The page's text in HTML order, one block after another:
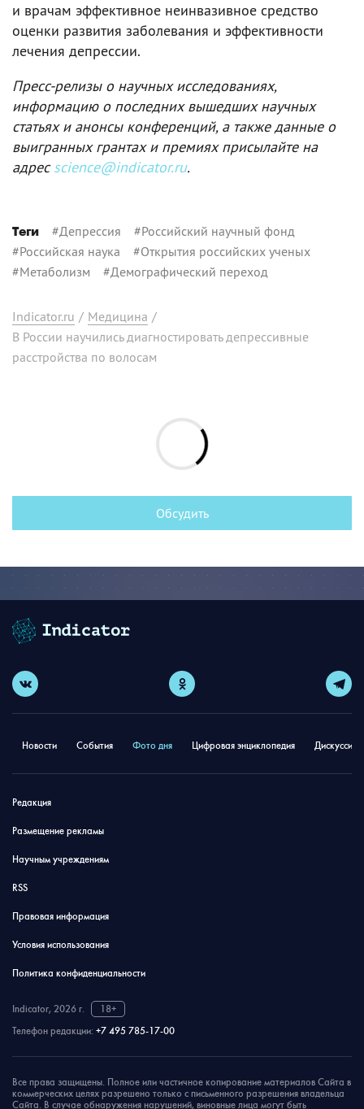
и врачам эффективное неинвазивное средство
оценки развития заболевания и эффективности
лечения депрессии.
Пресс-релизы о научных исследованиях,
информацию о последних вышедших научных
статьях и анонсы конференций, а также данные о
выигранных грантах и премиях присылайте на
адресscience@indicator.ru.
Теги #Депрессия #Российский научный фонд
#Российская наука #Открытия российских ученых
#Метаболизм #Демографический переход
Indicator.ru / Медицина /
В России научились диагностировать депрессивные
расстройства по волосам
Обсудить
Новости События Фото дня Цифровая энциклопедия
Редакция
Размещение рекламы
Научным учреждениям
RSS
Правовая информация
Условия использования
Политика конфиденциальности
Indicator, 2026 г.
18+
Телефон редакции: +7 495 785-17-00
Все права защищены. Полное или частичное копирование материалов Сайта в
коммерческих целях разрешено только с письменного разрешения владельца
Сайта. В случае обнаружения нарушений, виновные лица могут быть